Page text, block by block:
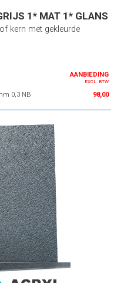
1* MAT 1* GLANS
kern met gekleurde
AANBIEDING
EXCL. BTW
0,3 NB 98,00